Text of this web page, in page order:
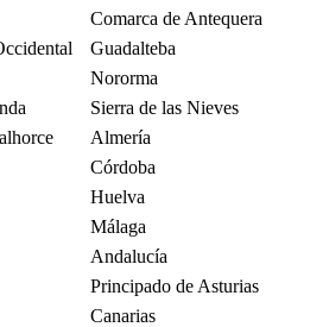
Comarca de Antequera
Guadalteba
Nororma
Sierra de las Nieves
Almería
Córdoba
Huelva
Málaga
Andalucía
Principado de Asturias
Canarias